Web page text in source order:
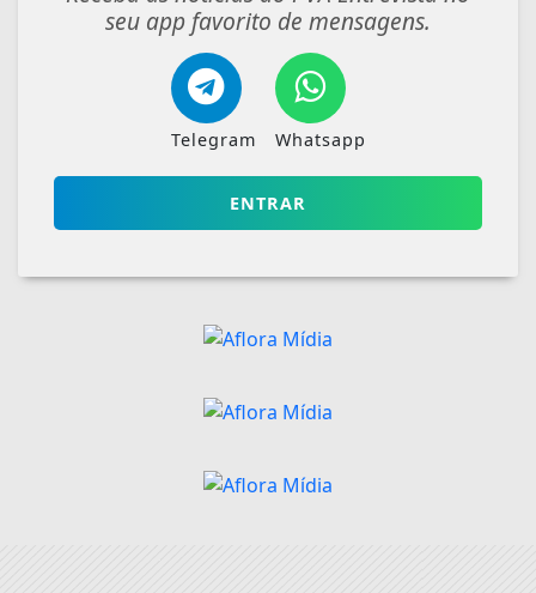
seu app favorito de mensagens.
Telegram Whatsapp
ENTRAR